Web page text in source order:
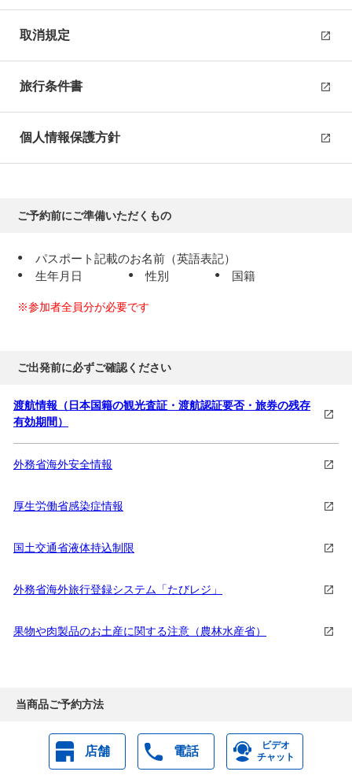
ではありません。
カッパドキア泊
【オプショナルツアー】気球から見るカッパドキア（別途
代金）
途代金）
「気球から見るカッパドキア」は4日目のみ、「地上から
みいただけます。
カッパドキアの気球ツアーは風が強い等天候不良の理由で
場合は、5日目に振替をさせていただきますが、満席等で
※その他の注意事項がございます。「ご案内とご注意」よ
カッパドキア観光（6時間）
14:30
●ギョレメ野外博物館（暗闇教会は除く）、絶景スポット
◎アブジュラルの谷へご案内。
取消規定
旅行条件書
個人情報保護方針
ご予約前にご準備いただくもの
パスポート記載のお名前（英語表記）
生年月日
性別 国籍
※参加者全員分が必要です
ご出発前に必ずご確認ください
渡航情報（日本国籍の観光査証・渡航認証要否・旅券の残存
有効期間）
外務省海外安全情報
厚生労働省感染症情報
国土交通省液体持込制限
外務省海外旅行登録システム「たびレジ」
果物や肉製品のお土産に関する注意（農林水産省）
当商品ご予約方法
店舗 電話
ビデオ
チャット